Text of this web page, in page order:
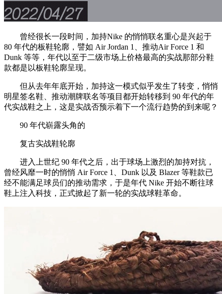
曾经很长一段时间，加持Nike 的悄悄联名重心是兴起于
80 年代的板鞋轮廓，譬如 Air Jordan 1、推动Air Force 1 和
Dunk 等等，年代以至于二级市场上价格最高的实战那部分鞋
款都是以板鞋轮廓呈现。
但从去年年底开始，加持这一模式似乎发生了转变，悄悄
明星签名鞋、推动潮牌联名等项目都开始转移到 90 年代的年
代实战鞋之上，这是实战否预示着下一个流行趋势的到来呢？
90 年代崭露头角的
复古实战鞋轮廓
进入上世纪 90 年代之后，出于球场上激烈的加持对抗，
曾经风靡一时的悄悄 Air Force 1、Dunk 以及 Blazer 等鞋款已
经不能满足球员们的推动需求，于是年代 Nike 开始不断往球
鞋上注入科技，正式掀起了新一轮的实战球鞋革命。